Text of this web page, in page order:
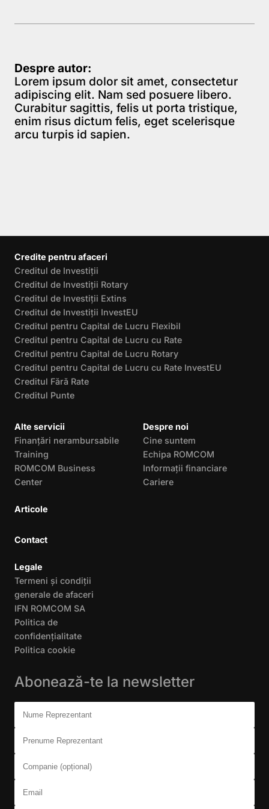
Despre autor:
Lorem ipsum dolor sit amet, consectetur
adipiscing elit. Nam sed posuere libero.
Curabitur sagittis, felis ut porta tristique,
enim risus dictum felis, eget scelerisque
arcu turpis id sapien.
Credite pentru afaceri
Creditul de Investiții
Creditul de Investiții Rotary
Creditul de Investiții Extins
Creditul de Investiții InvestEU
Creditul pentru Capital de Lucru Flexibil
Creditul pentru Capital de Lucru cu Rate
Creditul pentru Capital de Lucru Rotary
Creditul pentru Capital de Lucru cu Rate InvestEU
Creditul Fără Rate
Creditul Punte
Alte servicii
Finanțări nerambursabile
Training
ROMCOM Business
Center
Articole
Despre noi
Cine suntem
Echipa ROMCOM
Informații financiare
Cariere
Contact
Legale
Termeni și condiții
generale de afaceri
IFN ROMCOM SA
Politica de
confidențialitate
Politica cookie
Abonează-te la newsletter
Don't fill this out:
Nume Reprezentant
Prenume Reprezentant
Companie (opțional)
Email